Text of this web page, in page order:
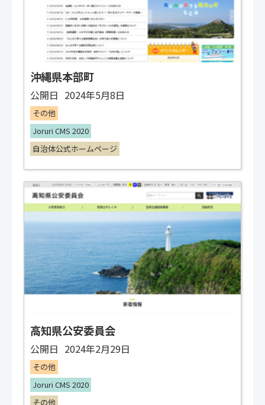
沖縄県本部町
公開日 2024年5月8日
その他
Joruri CMS 2020
自治体公式ホームページ
高知県公安委員会
公開日 2024年2月29日
その他
Joruri CMS 2020
その他